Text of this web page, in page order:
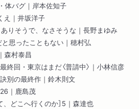
体バグ｜岸本佐知子
え｜井坂洋子
ありそうで、なさそうな｜長野まゆみ
と思ったこともない｜穂村弘
森村泰昌
終回・東京はまだ〈普請中〉｜小林信彦
訣別の最終作｜鈴木則文
26｜鹿島茂
、どこへ行くのか］5｜森達也